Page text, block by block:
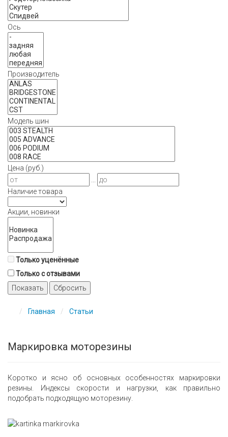
Ось
Производитель
Модель шин
Цена (руб.)
Наличие товара
Акции, новинки
Только уценённые
Только с отзывами
Показать
Сбросить
Главная Статьи
Маркировка моторезины
Коротко и ясно об основных особенностях маркировки
резины. Индексы скорости и нагрузки, как правильно
подобрать подходящую моторезину.